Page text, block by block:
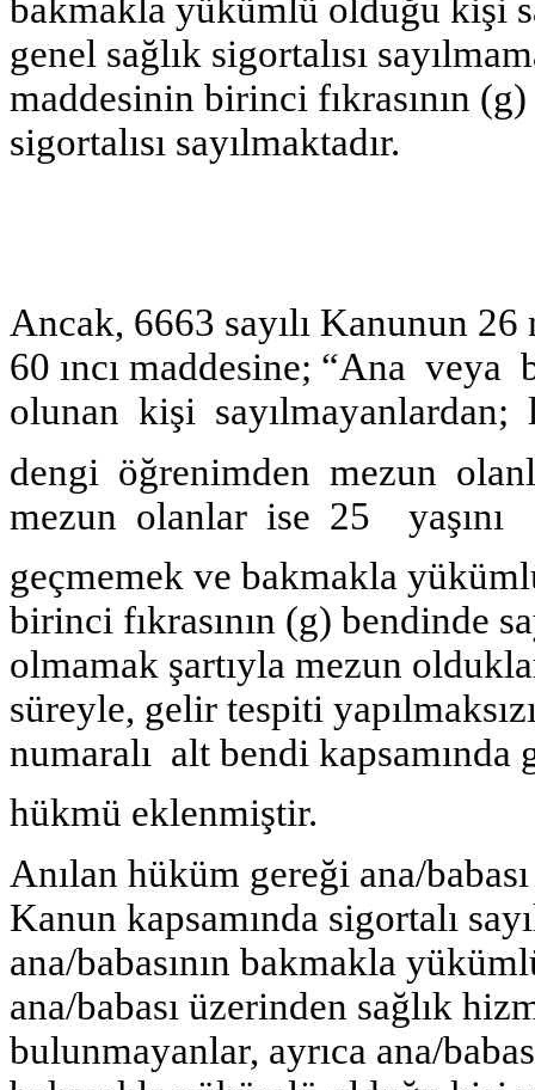
bakmakla yükümlü olduğu kişi
genel sağlık sigortalısı
maddesinin birinci fıkrasının
sigortalısı sayılmaktadır.
Ancak, 6663 sayılı Kanunun 26
60 ıncı maddesine; “Ana
olunan kişi sayılmayanlardan;
dengi öğrenimden mezun
mezun olanlar ise 25 yaşını
geçmemek ve bakmakla
birinci fıkrasının (g) bendinde
olmamak şartıyla mezun
süreyle, gelir tespiti
numaralı alt bendi kapsamında
hükmü eklenmiştir.
Anılan hüküm gereği ana/babası
Kanun kapsamında sigortalı
ana/babasının bakmakla
ana/babası üzerinden sağlık
bulunmayanlar, ayrıca ana/